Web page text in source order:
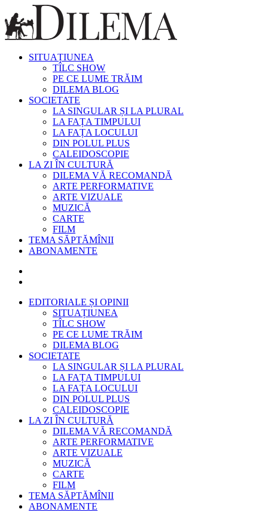
SITUAȚIUNEA
TÎLC SHOW
PE CE LUME TRĂIM
DILEMA BLOG
SOCIETATE
LA SINGULAR ȘI LA PLURAL
LA FAȚA TIMPULUI
LA FAȚA LOCULUI
DIN POLUL PLUS
CALEIDOSCOPIE
LA ZI ÎN CULTURĂ
DILEMA VĂ RECOMANDĂ
ARTE PERFORMATIVE
ARTE VIZUALE
MUZICĂ
CARTE
FILM
TEMA SĂPTĂMÎNII
ABONAMENTE
EDITORIALE ȘI OPINII
SITUAȚIUNEA
TÎLC SHOW
PE CE LUME TRĂIM
DILEMA BLOG
SOCIETATE
LA SINGULAR ȘI LA PLURAL
LA FAȚA TIMPULUI
LA FAȚA LOCULUI
DIN POLUL PLUS
CALEIDOSCOPIE
LA ZI ÎN CULTURĂ
DILEMA VĂ RECOMANDĂ
ARTE PERFORMATIVE
ARTE VIZUALE
MUZICĂ
CARTE
FILM
TEMA SĂPTĂMÎNII
ABONAMENTE